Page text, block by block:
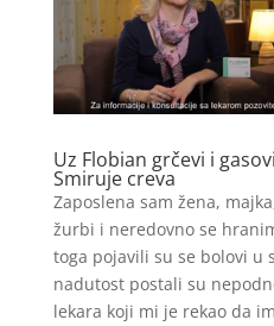
Uz Flobian grčevi i
Smiruje creva
Zaposlena sam žena,
žurbi i neredovno se
toga pojavili su se bolovi u
nadutost postali su
lekara koji mi je rekao da